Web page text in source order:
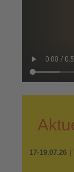
17-19.07.26 |